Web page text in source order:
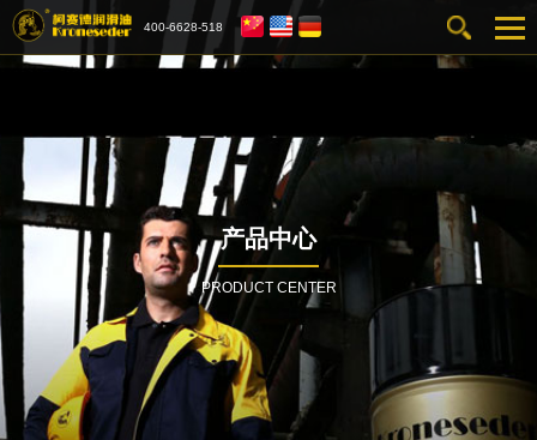
400-6628-518
产品中心
PRODUCT CENTER